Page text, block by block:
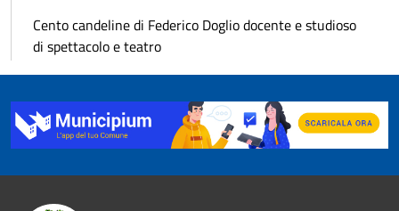
Cento candeline di Federico Doglio docente e studioso
di spettacolo e teatro